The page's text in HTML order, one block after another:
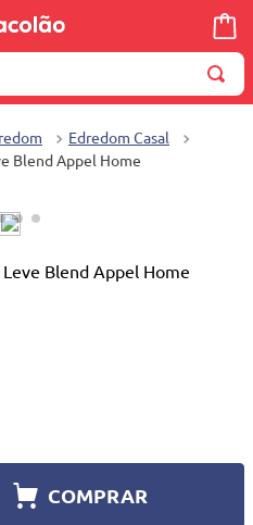
Edredom Casal
Blend Appel Home
Blend Appel Home
COMPRAR
1º
wella
º
4º
toalha
10
quadriciclo